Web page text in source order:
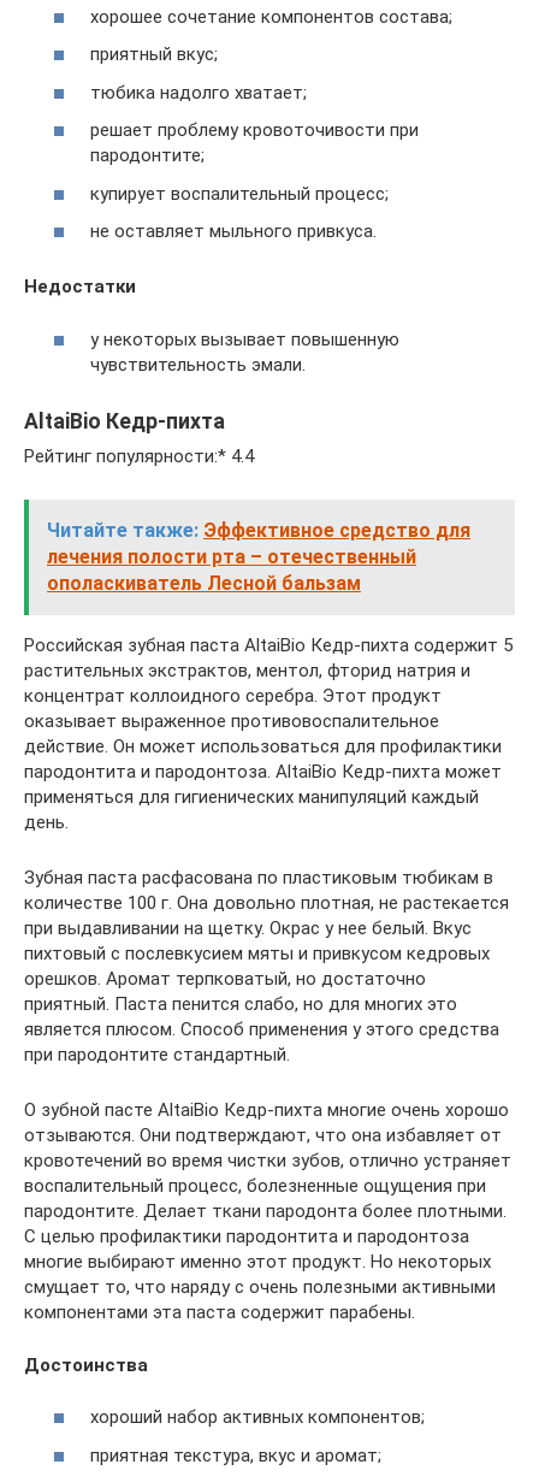
хорошее сочетание компонентов состава;
приятный вкус;
тюбика надолго хватает;
решает проблему кровоточивости при
пародонтите;
купирует воспалительный процесс;
не оставляет мыльного привкуса.
Недостатки
у некоторых вызывает повышенную
чувствительность эмали.
AltaiBio Кедр-пихта
Рейтинг популярности:* 4.4
Читайте также: Эффективное средство для
лечения полости рта – отечественный
ополаскиватель Лесной бальзам
Российская зубная паста AltaiBio Кедр-пихта содержит 5
растительных экстрактов, ментол, фторид натрия и
концентрат коллоидного серебра. Этот продукт
оказывает выраженное противовоспалительное
действие. Он может использоваться для профилактики
пародонтита и пародонтоза. AltaiBio Кедр-пихта может
применяться для гигиенических манипуляций каждый
день.
Зубная паста расфасована по пластиковым тюбикам в
количестве 100 г. Она довольно плотная, не растекается
при выдавливании на щетку. Окрас у нее белый. Вкус
пихтовый с послевкусием мяты и привкусом кедровых
орешков. Аромат терпковатый, но достаточно
приятный. Паста пенится слабо, но для многих это
является плюсом. Способ применения у этого средства
при пародонтите стандартный.
О зубной пасте AltaiBio Кедр-пихта многие очень хорошо
отзываются. Они подтверждают, что она избавляет от
кровотечений во время чистки зубов, отлично устраняет
воспалительный процесс, болезненные ощущения при
пародонтите. Делает ткани пародонта более плотными.
С целью профилактики пародонтита и пародонтоза
многие выбирают именно этот продукт. Но некоторых
смущает то, что наряду с очень полезными активными
компонентами эта паста содержит парабены.
Достоинства
хороший набор активных компонентов;
приятная текстура, вкус и аромат;